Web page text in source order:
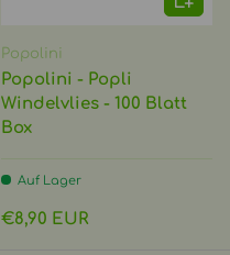
Popolini
Popolini - Popli
Windelvlies - 100 Blatt
Box
Auf Lager
Normaler Preis
€8,90 EUR